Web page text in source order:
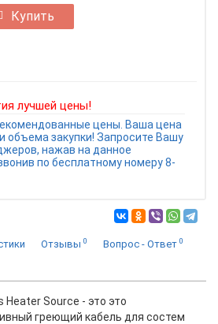
Купить
лучшей цены!
цены. Ваша цена
объема закупки! Запросите Вашу
нажав на данное
по бесплатному номеру 8-
Отзывы 0 Вопрос - Ответ 0
Source - это это
греющий кабель для состем